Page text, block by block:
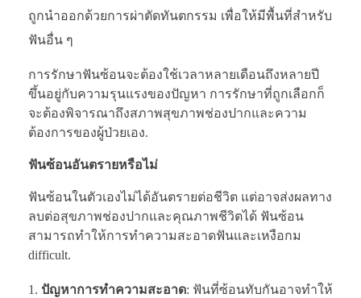
ถูกนำออกด้วยการผ่าตัดทันตกรรม เพื่อให้มีพื้นที่สำหรับ
ฟันอื่น ๆ
การรักษาฟันซ้อนจะต้องใช้เวลาหลายเดือนถึงหลายปี
ขึ้นอยู่กับความรุนแรงของปัญหา การรักษาที่ถูกเลือกก็
จะต้องพิจารณาถึงสภาพสุขภาพช่องปากและความ
ต้องการของผู้ป่วยเอง.
ฟันซ้อนอันตรายหรือไม่
ฟันซ้อนในตัวเองไม่ได้อันตรายต่อชีวิต แต่อาจส่งผลทาง
ลบต่อสุขภาพช่องปากและคุณภาพชีวิตได้ ฟันซ้อน
สามารถทำให้การทำความสะอาดฟันและเหงือกม
difficult.
ปัญหาการทำความสะอาด: ฟันที่ซ้อนทับกันอาจทำให้